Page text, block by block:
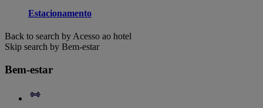
Estacionamento
Back to search by Acesso ao hotel
Skip search by Bem-estar
Bem-estar